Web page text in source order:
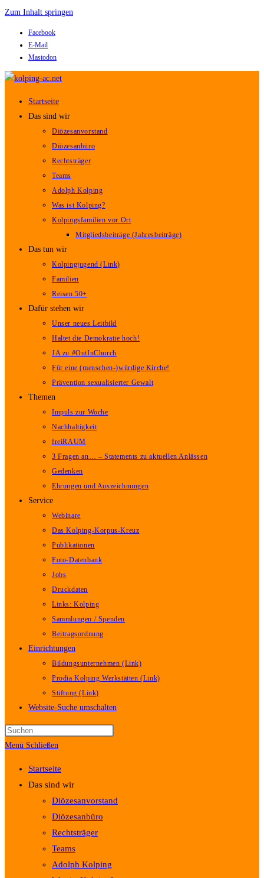
Zum Inhalt springen
Facebook
E-Mail
Mastodon
Startseite
Das sind wir
Diözesanvorstand
Diözesanbüro
Rechtsträger
Teams
Adolph Kolping
Was ist Kolping?
Kolpingsfamilien vor Ort
Mitgliedsbeiträge (Jahresbeiträge)
Das tun wir
Kolpingjugend (Link)
Familien
Reisen 50+
Dafür stehen wir
Unser neues Leitbild
Haltet die Demokratie hoch!
JA zu #OutInChurch
Für eine (menschen-)würdige Kirche!
Prävention sexualisierter Gewalt
Themen
Impuls zur Woche
Nachhaltigkeit
freiRAUM
3 Fragen an… – Statements zu aktuellen Anlässen
Gedenken
Ehrungen und Auszeichnungen
Service
Webinare
Das Kolping-Korpus-Kreuz
Publikationen
Foto-Datenbank
Jobs
Druckdaten
Links: Kolping
Sammlungen / Spenden
Beitragsordnung
Einrichtungen
Bildungsunternehmen (Link)
Prodia Kolping Werkstätten (Link)
Stiftung (Link)
Website-Suche umschalten
Menü Schließen
Startseite
Das sind wir
Diözesanvorstand
Diözesanbüro
Rechtsträger
Teams
Adolph Kolping